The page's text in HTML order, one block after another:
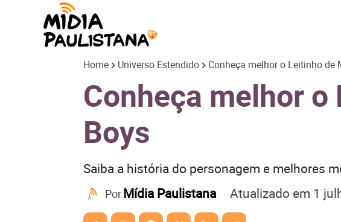
Paulistana
Home Universo Estendido Conheça melhor o Leitinho de
Conheça melhor
Boys
Saiba a história do personagem e melhores
PorMídia Paulistana Atualizado em 1